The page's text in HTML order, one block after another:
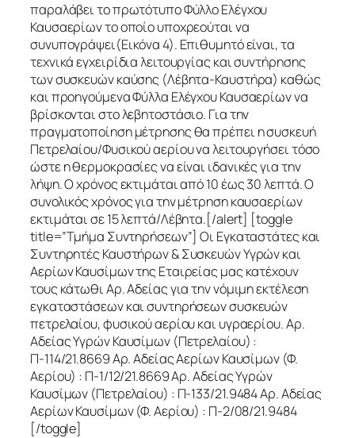
παραλάβει το πρωτότυπο Φύλλο Ελέγχου
Καυσαερίων το οποίο υποχρεούται να
συνυπογράψει(Εικόνα 4). Επιθυμητό είναι, τα
τεχνικά εγχειρίδια λειτουργίας και συντήρησης
των συσκευών καύσης (Λέβητα-Καυστήρα) καθώς
και προηγούμενα Φύλλα Ελέγχου Καυσαερίων να
βρίσκονται στο λεβητοστάσιο. Για την
πραγματοποίηση μέτρησης θα πρέπει η συσκευή
Πετρελαίου/Φυσικού αερίου να λειτουργήσει τόσο
ώστε η θερμοκρασίες να είναι ιδανικές για την
λήψη. Ο χρόνος εκτιμάται από 10 έως 30 λεπτά. Ο
συνολικός χρόνος για την μέτρηση καυσαερίων
εκτιμάται σε 15 λεπτά/Λέβητα.[/alert] [toggle
title=”Τμήμα Συντηρήσεων”] Οι Εγκαταστάτες και
Συντηρητές Καυστήρων & Συσκευών Υγρών και
Αερίων Καυσίμων της Εταιρείας μας κατέχουν
τους κάτωθι Αρ. Αδείας για την νόμιμη εκτέλεση
εγκαταστάσεων και συντηρήσεων συσκευών
πετρελαίου, φυσικού αερίου και υγραερίου. Αρ.
Αδείας Υγρών Καυσίμων (Πετρελαίου) :
Π-114/21.8669 Αρ. Αδείας Αερίων Καυσίμων (Φ.
Αερίου) : Π-1/12/21.8669 Αρ. Αδείας Υγρών
Καυσίμων (Πετρελαίου) : Π-133/21.9484 Αρ. Αδείας
Αερίων Καυσίμων (Φ. Αερίου) : Π-2/08/21.9484
[/toggle]